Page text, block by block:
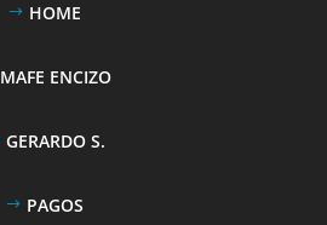
HOME
MAFE ENCIZO
GERARDO S.
PAGOS